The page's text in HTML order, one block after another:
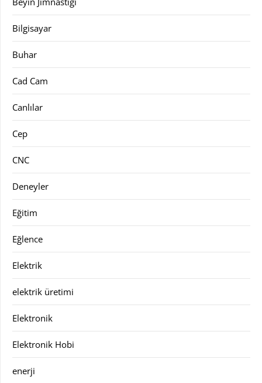
Bilgisayar
Buhar
Cad Cam
Canlılar
Cep
CNC
Deneyler
Eğitim
Eğlence
Elektrik
elektrik üretimi
Elektronik
Elektronik Hobi
enerji